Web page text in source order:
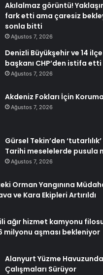
Akılalmaz görüntü!
fark etti ama çaresiz
sonla bitti
Ağustos 7, 2026
Denizli Büyükşehir ve 14
başkanı CHP’den istifa etti
Ağustos 7, 2026
Akdeniz Fokları İçin
Ağustos 7, 2026
Gürsel Tekin’den
Tarihi meselelerde pusula
Ağustos 7, 2026
Orman Yangınına
ve Kara Ekipleri Artırıldı
ağır hizmet kamyonu
milyonu aşması bekleniyor
Alanyurt Yüzme Havuzunda
Çalışmaları Sürüyor